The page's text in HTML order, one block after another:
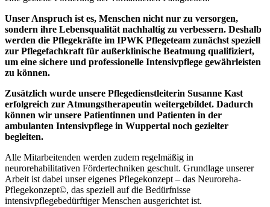
Unser Anspruch ist es, Menschen nicht nur zu versorgen,
sondern ihre Lebensqualität nachhaltig zu verbessern. Deshalb
werden die Pflegekräfte im IPWK Pflegeteam zunächst speziell
zur Pflegefachkraft für außerklinische Beatmung qualifiziert,
um eine sichere und professionelle Intensivpflege gewährleisten
zu können.
Zusätzlich wurde unsere Pflegedienstleiterin Susanne Kast
erfolgreich zur Atmungstherapeutin weitergebildet. Dadurch
können wir unsere Patientinnen und Patienten in der
ambulanten Intensivpflege in Wuppertal noch gezielter
begleiten.
Alle Mitarbeitenden werden zudem regelmäßig in
neurorehabilitativen Fördertechniken geschult. Grundlage unserer
Arbeit ist dabei unser eigenes Pflegekonzept – das Neuroreha-
Pflegekonzept©, das speziell auf die Bedürfnisse
intensivpflegebedürftiger Menschen ausgerichtet ist.